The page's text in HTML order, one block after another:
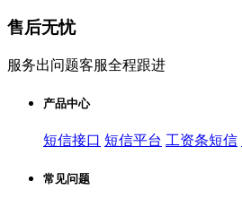
售后无忧
服务出问题客服全程跟进
产品中心
短信接口 短信平台 工资条短信
常见问题